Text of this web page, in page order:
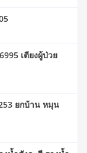
เตียงผู้ป่วย
ยกบ้าน หมุน